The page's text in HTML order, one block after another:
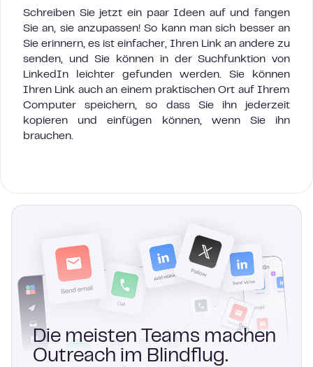
Schreiben Sie jetzt ein paar Ideen auf und fangen
Sie an, sie anzupassen! So kann man sich besser an
Sie erinnern, es ist einfacher, Ihren Link an andere zu
senden, und Sie können in der Suchfunktion von
LinkedIn leichter gefunden werden. Sie können
Ihren Link auch an einem praktischen Ort auf Ihrem
Computer speichern, so dass Sie ihn jederzeit
kopieren und einfügen können, wenn Sie ihn
brauchen.
Die meisten Teams machen
Outreach im Blindflug.